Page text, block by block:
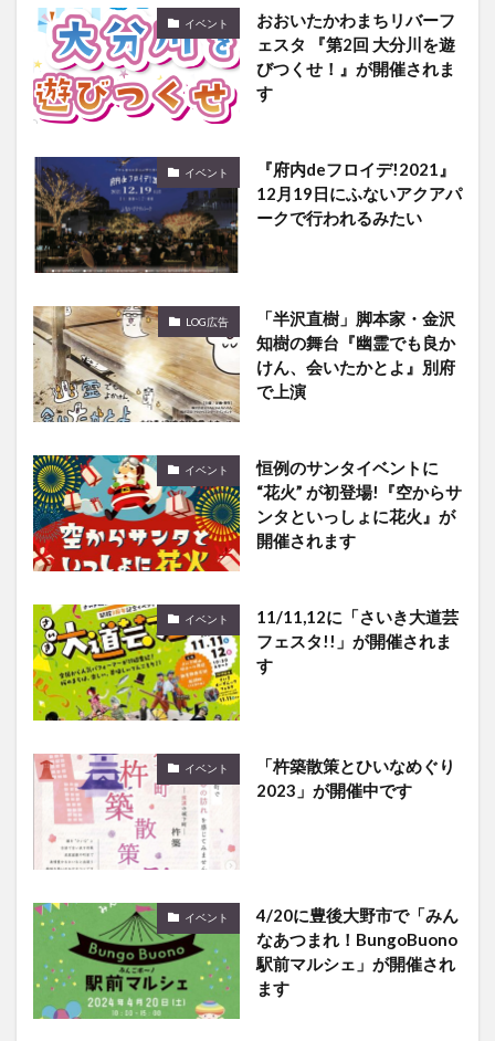
イベント
おおいたかわまちリバーフ
ェスタ 『第2回 大分川を遊
びつくせ！』が開催されま
す
イベント
『府内deフロイデ!2021』
12月19日にふないアクアパ
ークで行われるみたい
LOG広告
「半沢直樹」脚本家・金沢
知樹の舞台『幽霊でも良か
けん、会いたかとよ』別府
で上演
イベント
恒例のサンタイベントに
“花火” が初登場!『空からサ
ンタといっしょに花火』が
開催されます
イベント
11/11,12に「さいき大道芸
フェスタ!!」が開催されま
す
イベント
「杵築散策とひいなめぐり
2023」が開催中です
イベント
4/20に豊後大野市で「みん
なあつまれ！BungoBuono
駅前マルシェ」が開催され
ます